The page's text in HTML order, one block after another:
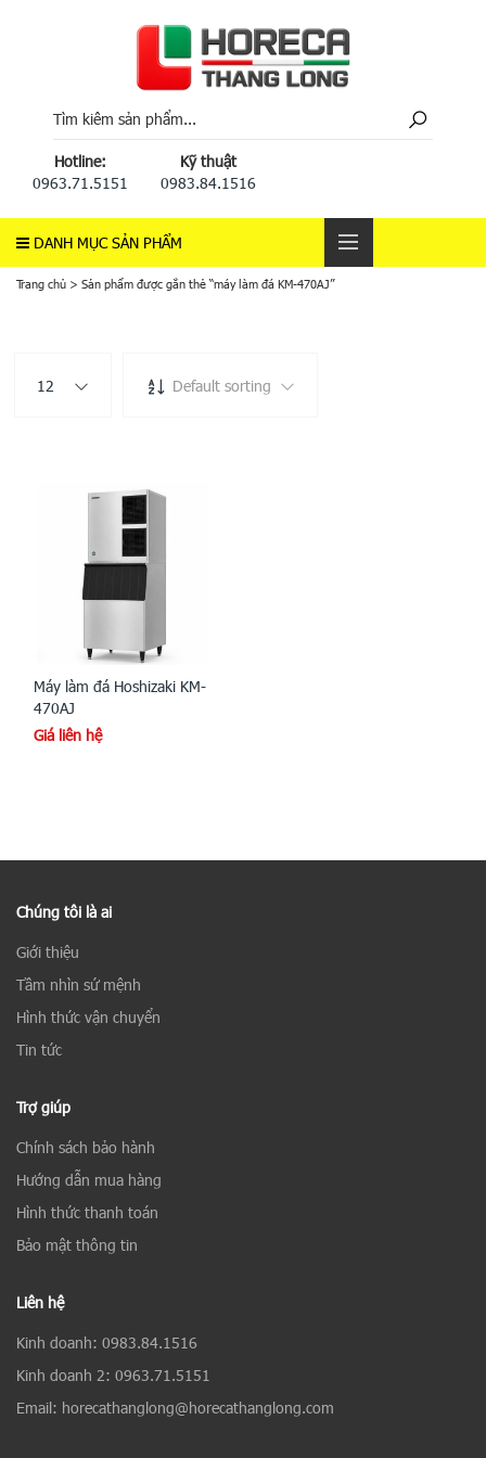
Hotline:
0963.71.5151
Kỹ thuật
0983.84.1516
DANH MỤC SẢN PHẨM
Trang chủ > Sản phẩm được gắn thẻ “máy làm đá KM-470AJ”
12 Default sorting
Máy làm đá Hoshizaki KM-
470AJ
Giá liên hệ
Chúng tôi là ai
Giới thiệu
Tầm nhìn sứ mệnh
Hình thức vận chuyển
Tin tức
Trợ giúp
Chính sách bảo hành
Hướng dẫn mua hàng
Hình thức thanh toán
Bảo mật thông tin
Liên hệ
Kinh doanh: 0983.84.1516
Kinh doanh 2: 0963.71.5151
Email: horecathanglong@horecathanglong.com